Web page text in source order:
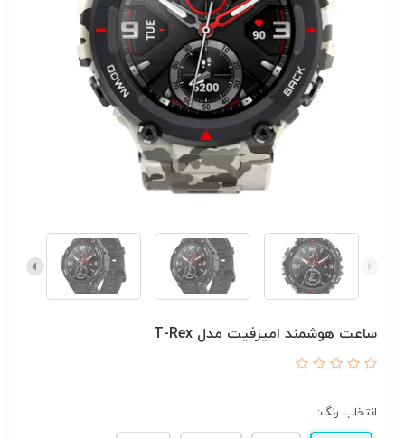
ساعت هوشمند امیزفیت مدل T-Rex
انتخاب رنگ: